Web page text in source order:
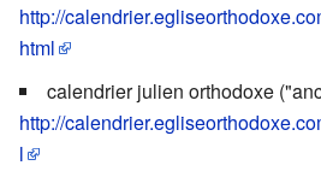
http://
html
calendrier julien orthodoxe
http://
l